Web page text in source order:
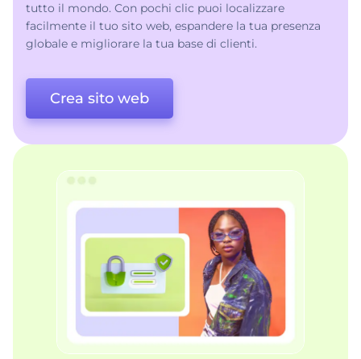
tutto il mondo. Con pochi clic puoi localizzare
facilmente il tuo sito web, espandere la tua presenza
globale e migliorare la tua base di clienti.
Crea sito web